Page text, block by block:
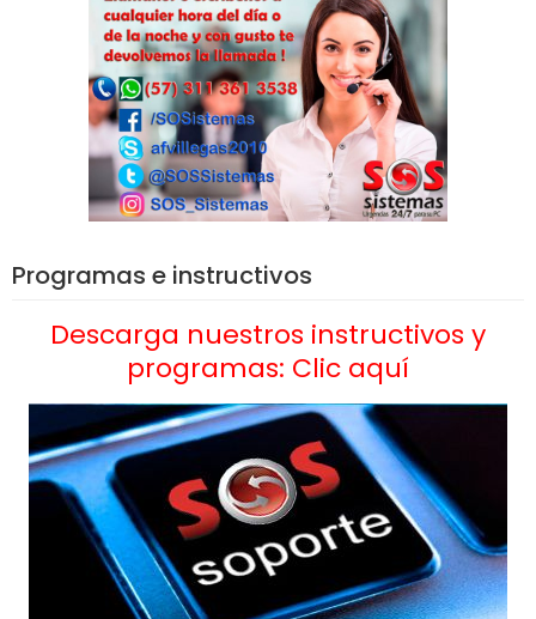
Programas e instructivos
Descarga nuestros instructivos y
programas: Clic aquí